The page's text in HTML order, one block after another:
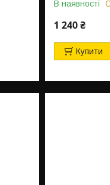
В наявності
1 240 ₴
Купити